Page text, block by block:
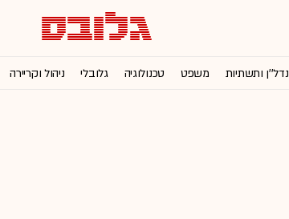
נדל''ן ותשתיות משפט טכנולוגיה גלובלי ניהול וקריירה